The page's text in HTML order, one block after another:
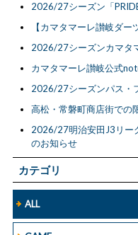
カテゴリ
ALL
2026/27シーズン「
【カマタマーレ讃岐ダ
2026/27シーズンカマタ
カマタマーレ讃岐公式
2026/27シーズンパス・
高松・常磐町商店街での
2026/27明治安田J3リー
のお知らせ